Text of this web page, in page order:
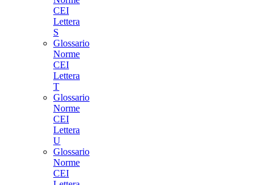
CEI
Lettera
S
Glossario
Norme
CEI
Lettera
T
Glossario
Norme
CEI
Lettera
U
Glossario
Norme
CEI